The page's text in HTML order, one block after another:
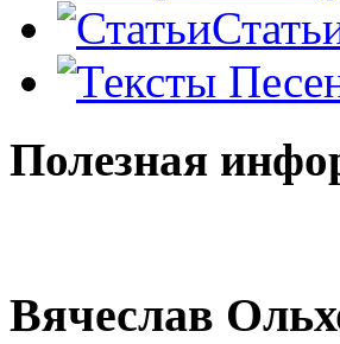
Полезная
Вячеслав